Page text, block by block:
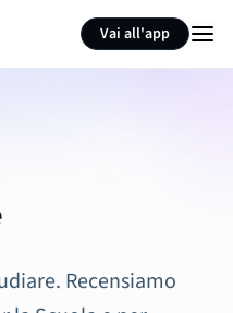
Vai all'app
Recensiamo